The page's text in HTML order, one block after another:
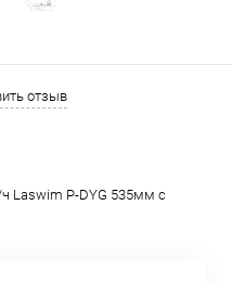
отзыв
Laswim P-DYG 535мм с